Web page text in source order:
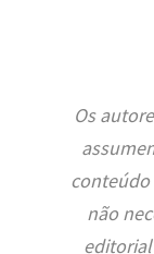
Os
conteúdo
não